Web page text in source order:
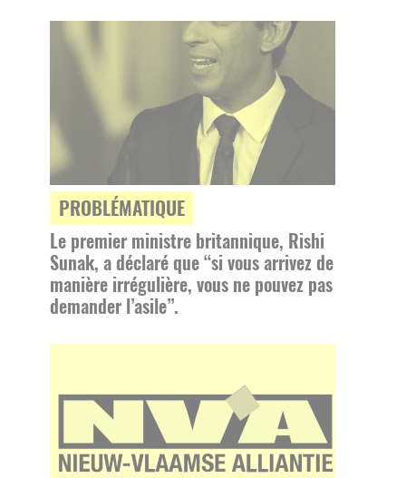
PROBLÉMATIQUE
Le premier ministre britannique, Rishi
Sunak, a déclaré que “si vous arrivez de
manière irrégulière, vous ne pouvez pas
demander l’asile”.